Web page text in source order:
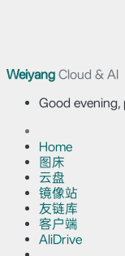
Weiyang Cloud & AI
Good
Home
图床
云盘
镜像站
友链库
客户端
AliDrive